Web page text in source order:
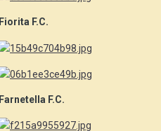
Fiorita F.C.
Farnetella F.C.